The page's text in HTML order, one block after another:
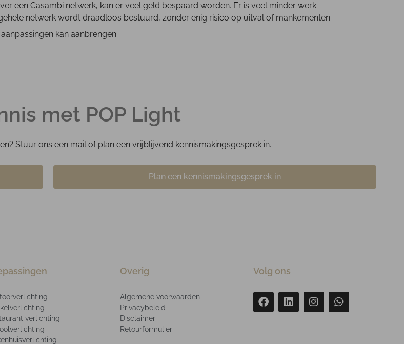
een Casambi netwerk, kan er veel geld bespaard worden. Er is veel minder werk
netwerk wordt draadloos bestuurd, zonder enig risico op uitval of mankementen.
kan aanbrengen.
met POP Light
Stuur ons een mail of plan een vrijblijvend kennismakingsgesprek in.
Plan een kennismakingsgesprek in
verlichting
Overig
Algemene voorwaarden
Privacybeleid
Disclaimer
Retourformulier
Volg ons